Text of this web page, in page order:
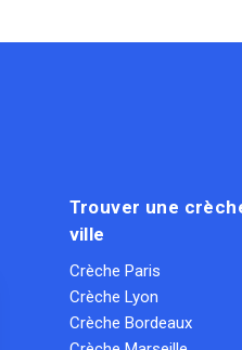
Trouver une
ville
Crèche Paris
Crèche Lyon
Crèche Bordeaux